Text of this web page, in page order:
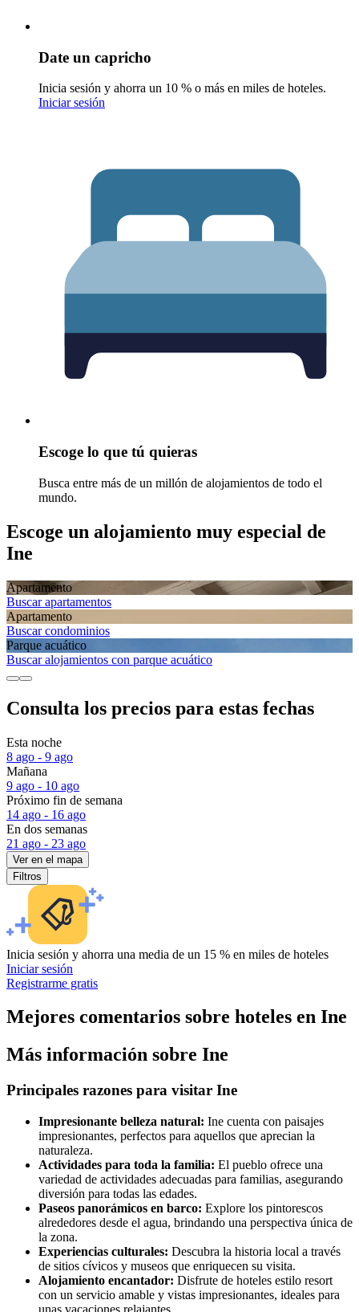
Date un capricho
Inicia sesión y ahorra un 10 % o más en miles de hoteles.
Iniciar sesión
Escoge lo que tú quieras
Busca entre más de un millón de alojamientos de todo el
mundo.
Escoge un alojamiento muy especial de
Ine
Apartamento
Buscar apartamentos
Apartamento
Buscar condominios
Parque acuático
Buscar alojamientos con parque acuático
Consulta los precios para estas fechas
Esta noche
8 ago - 9 ago
Mañana
9 ago - 10 ago
Próximo fin de semana
14 ago - 16 ago
En dos semanas
21 ago - 23 ago
Ver en el mapa
Filtros
Inicia sesión y ahorra una media de un 15 % en miles de hoteles
Iniciar sesión
Registrarme gratis
Mejores comentarios sobre hoteles en Ine
Más información sobre Ine
Principales razones para visitar Ine
Impresionante belleza natural: Ine cuenta con paisajes
impresionantes, perfectos para aquellos que aprecian la
naturaleza.
Actividades para toda la familia: El pueblo ofrece una
variedad de actividades adecuadas para familias, asegurando
diversión para todas las edades.
Paseos panorámicos en barco: Explore los pintorescos
alrededores desde el agua, brindando una perspectiva única de
la zona.
Experiencias culturales: Descubra la historia local a través
de sitios cívicos y museos que enriquecen su visita.
Alojamiento encantador: Disfrute de hoteles estilo resort
con un servicio amable y vistas impresionantes, ideales para
unas vacaciones relajantes.